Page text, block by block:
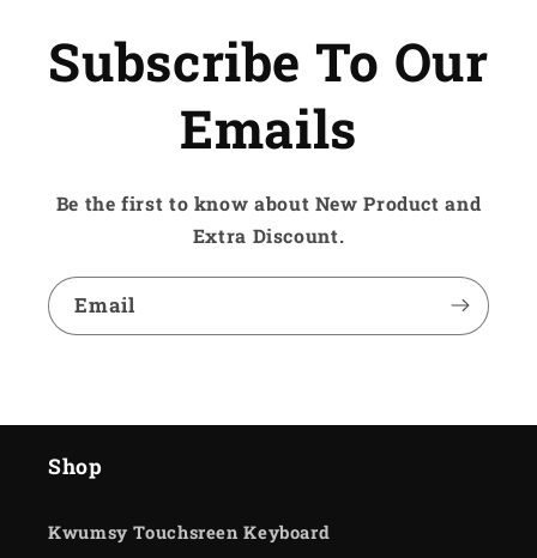
Subscribe To Our
Emails
Be the first to know about New Product and
Extra Discount.
Email
Shop
Kwumsy Touchsreen Keyboard